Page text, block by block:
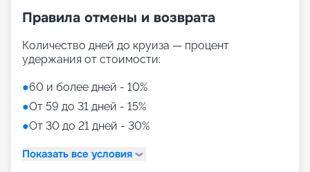
Правила отмены и возврата
Количество дней до круиза — процент
удержания от стоимости:
●60 и более дней - 10%
●От 59 до 31 дней - 15%
●От 30 до 21 дней - 30%
Показать все условия